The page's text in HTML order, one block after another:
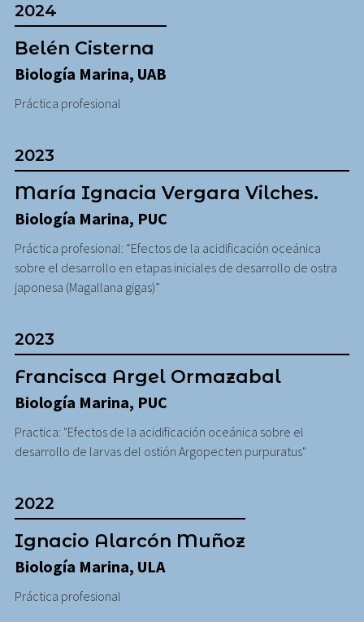
2024
Belén Cisterna
Biología Marina, UAB
Práctica profesional
2023
María Ignacia Vergara Vilches.
Biología Marina, PUC
Práctica profesional: “Efectos de la acidificación oceánica
sobre el desarrollo en etapas iniciales de desarrollo de ostra
japonesa (Magallana gigas)”
2023
Francisca Argel Ormazabal
Biología Marina, PUC
Practica: "Efectos de la acidificación oceánica sobre el
desarrollo de larvas del ostión Argopecten purpuratus"
2022
Ignacio Alarcón Muñoz
Biología Marina, ULA
Práctica profesional